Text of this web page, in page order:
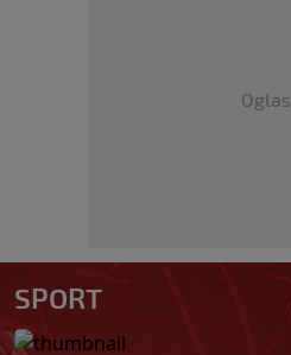
Oglas
SPORT